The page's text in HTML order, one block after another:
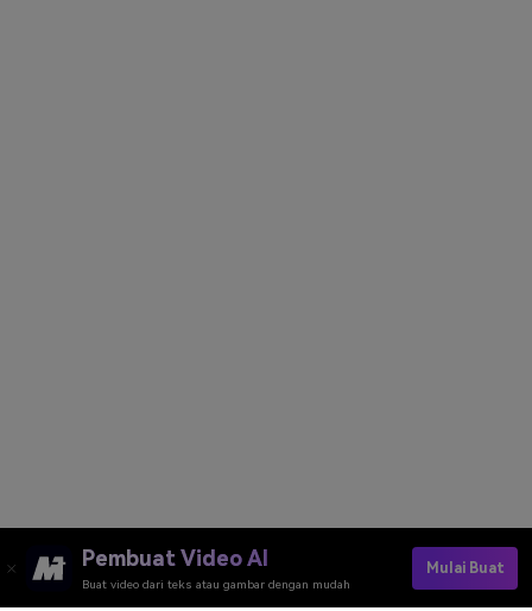
Pembuat Video AI
Buat video dari teks atau gambar dengan mudah
Mulai Buat